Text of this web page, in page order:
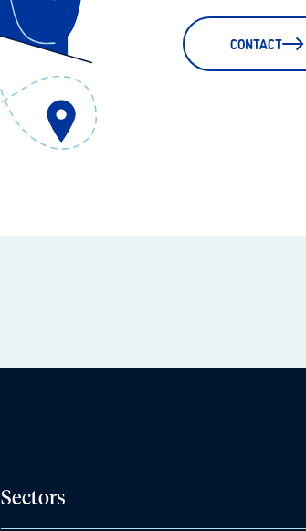
CONTACT
Sectors